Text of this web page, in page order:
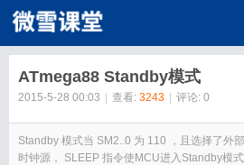
ATmega88 Standby模式
2015-5-28 00:03 查看: 3243 评论: 0
Standby 模式当 SM2..0 为 110 ，且选择了外
时钟源， SLEEP 指令使MCU进入Standby模